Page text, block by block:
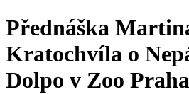
Přednáška
Kratochvíla o
Dolpo v Zoo Praha